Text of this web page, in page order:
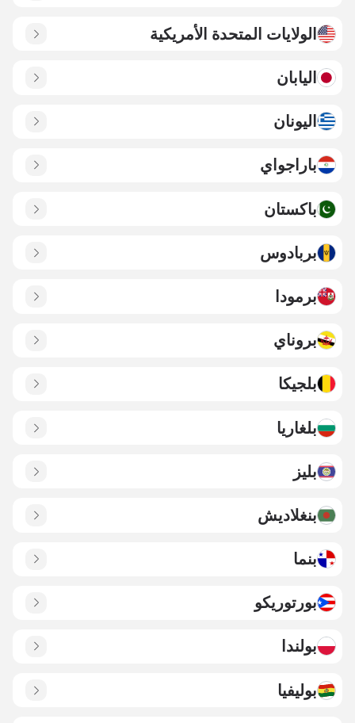
الولايات المتحدة الأمريكية
اليابان
اليونان
باراجواي
باكستان
بربادوس
برمودا
بروناي
بلجيكا
بلغاريا
بليز
بنغلاديش
بنما
بورتوريكو
بولندا
بوليفيا